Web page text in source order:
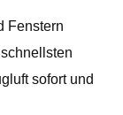
Fenstern
sofort und